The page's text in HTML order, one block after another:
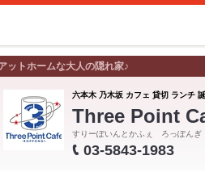
ットホームな大人の隠れ家♪
六本木 乃木坂 カフェ 貸切 ランチ
Three Point
すりーぽいんとかふぇ ろっぽんぎ
03-5843-1983